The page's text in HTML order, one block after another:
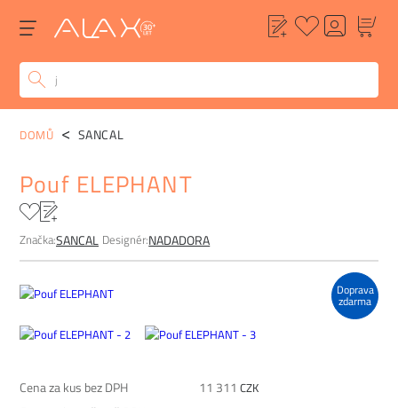
POPIS
DOMŮ SANCAL
Pouf ELEPHANT
Značka:SANCAL Designér:NADADORA
Doprava
zdarma
Cena za kus bez DPH 11 311 CZK